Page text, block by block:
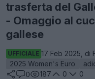
trasferta del
- Omaggio al
gallese
UFFICIALE 17 Feb 2025, di
2025 Women's Euro
0
187 0
0